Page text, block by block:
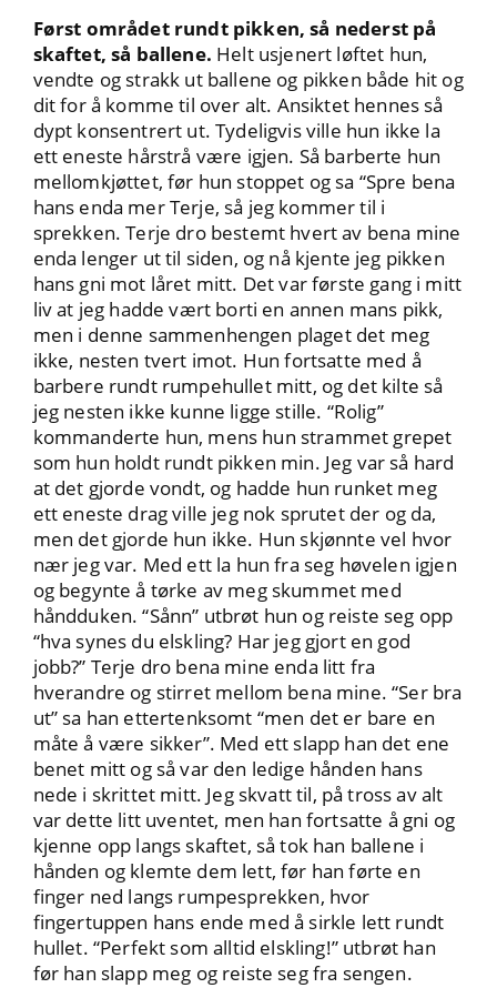
Først området rundt pikken, så nederst på
skaftet, så ballene. Helt usjenert løftet hun,
vendte og strakk ut ballene og pikken både hit og
dit for å komme til over alt. Ansiktet hennes så
dypt konsentrert ut. Tydeligvis ville hun ikke la
ett eneste hårstrå være igjen. Så barberte hun
mellomkjøttet, før hun stoppet og sa “Spre bena
hans enda mer Terje, så jeg kommer til i
sprekken. Terje dro bestemt hvert av bena mine
enda lenger ut til siden, og nå kjente jeg pikken
hans gni mot låret mitt. Det var første gang i mitt
liv at jeg hadde vært borti en annen mans pikk,
men i denne sammenhengen plaget det meg
ikke, nesten tvert imot. Hun fortsatte med å
barbere rundt rumpehullet mitt, og det kilte så
jeg nesten ikke kunne ligge stille. “Rolig”
kommanderte hun, mens hun strammet grepet
som hun holdt rundt pikken min. Jeg var så hard
at det gjorde vondt, og hadde hun runket meg
ett eneste drag ville jeg nok sprutet der og da,
men det gjorde hun ikke. Hun skjønnte vel hvor
nær jeg var. Med ett la hun fra seg høvelen igjen
og begynte å tørke av meg skummet med
håndduken. “Sånn” utbrøt hun og reiste seg opp
“hva synes du elskling? Har jeg gjort en god
jobb?” Terje dro bena mine enda litt fra
hverandre og stirret mellom bena mine. “Ser bra
ut” sa han ettertenksomt “men det er bare en
måte å være sikker”. Med ett slapp han det ene
benet mitt og så var den ledige hånden hans
nede i skrittet mitt. Jeg skvatt til, på tross av alt
var dette litt uventet, men han fortsatte å gni og
kjenne opp langs skaftet, så tok han ballene i
hånden og klemte dem lett, før han førte en
finger ned langs rumpesprekken, hvor
fingertuppen hans ende med å sirkle lett rundt
hullet. “Perfekt som alltid elskling!” utbrøt han
før han slapp meg og reiste seg fra sengen.